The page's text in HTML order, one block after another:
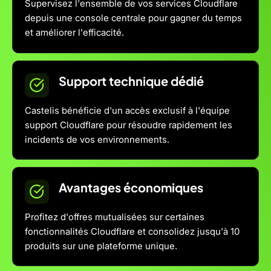
Supervisez l'ensemble de vos services Cloudflare
depuis une console centrale pour gagner du temps
et améliorer l'efficacité.
Support technique dédié
Castelis bénéficie d'un accès exclusif à l'équipe
support Cloudflare pour résoudre rapidement les
incidents de vos environnements.
Avantages économiques
Profitez d'offres mutualisées sur certaines
fonctionnalités Cloudflare et consolidez jusqu'à 10
produits sur une plateforme unique.